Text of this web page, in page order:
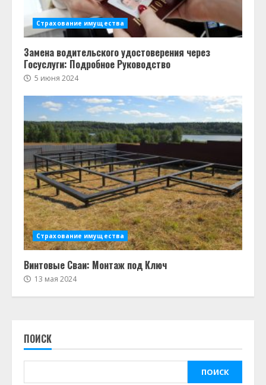
Страхование имущества
Замена водительского удостоверения через
Госуслуги: Подробное Руководство
5 июня 2024
Страхование имущества
Винтовые Сваи: Монтаж под Ключ
13 мая 2024
ПОИСК
ПОИСК